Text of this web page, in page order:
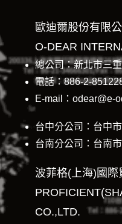
歐迪爾股份有限
O-DEAR
總公司：新北市三
電話：886-2-
E-mail：odear@e-
台中分公司：台中
台南分公司：台南
波菲格(上海)國際
CO.,LTD.